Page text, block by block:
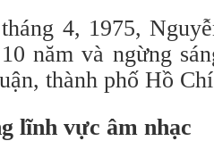
4, 1975,
năm và ngừng
thành phố Hồ
lĩnh vực âm nhạc